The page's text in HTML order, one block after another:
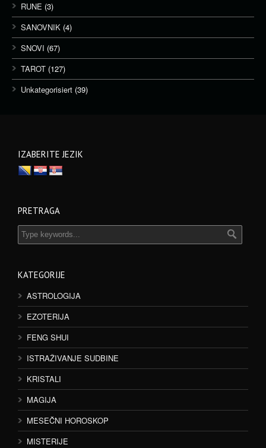
RUNE (3)
SANOVNIK (4)
SNOVI (67)
TAROT (127)
Unkategorisiert (39)
IZABERITE JEZIK
PRETRAGA
KATEGORIJE
ASTROLOGIJA
EZOTERIJA
FENG SHUI
ISTRAŽIVANJE SUDBINE
KRISTALI
MAGIJA
MESEČNI HOROSKOP
MISTERIJE